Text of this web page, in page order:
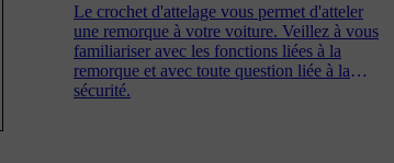
Le crochet d'attelage vous permet d'atteler
une remorque à votre voiture. Veillez à vous
familiariser avec les fonctions liées à la
remorque et avec toute question liée à la
sécurité.